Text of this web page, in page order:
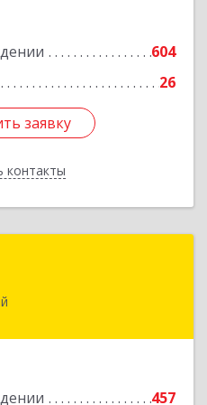
604
26
заявку
контакты
заявку
457
край, Петропавловск-
Подробнее